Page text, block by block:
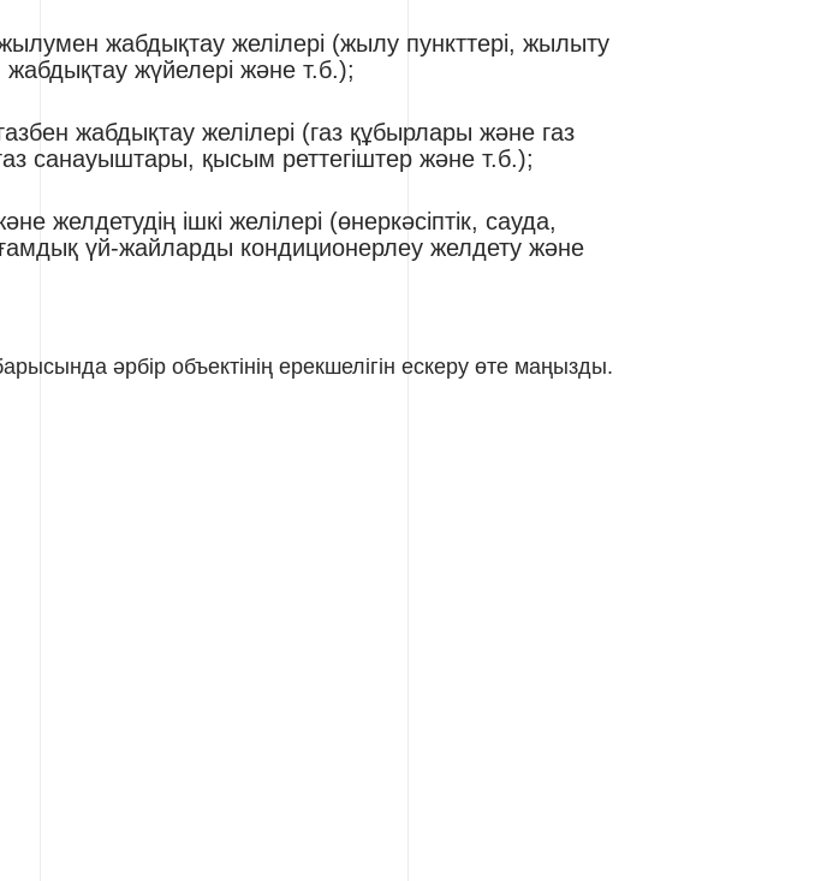
жабдықтау желілері (жылу пункттері, жылыту
жүйелері және т.б.);
жабдықтау желілері (газ құбырлары және газ
санауыштары, қысым реттегіштер және т.б.);
желдетудің ішкі желілері (өнеркәсіптік, сауда,
үй-жайларды кондиционерлеу желдету және
әрбір объектінің ерекшелігін ескеру өте маңызды.